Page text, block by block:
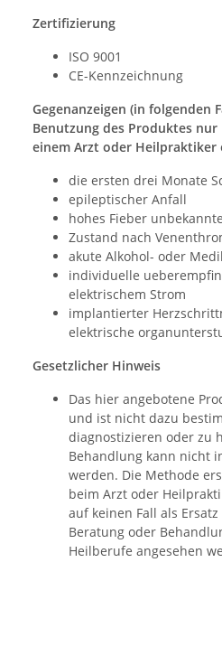
Zertifizierung
ISO 9001
CE-Kennzeichnung
Gegenanzeigen (in folgenden
Benutzung des Produktes nur
einem Arzt oder Heilpraktiker
die ersten drei Monate
epileptischer Anfall
hohes Fieber
Zustand nach
akute Alkohol- oder
individuelle
elektrischem Strom
implantierter
elektrische
Gesetzlicher Hinweis
Das hier angebotene
und ist nicht dazu
diagnostizieren oder zu
Behandlung kann nicht
werden. Die Methode
beim Arzt oder
auf keinen Fall als
Beratung oder
Heilberufe angesehen